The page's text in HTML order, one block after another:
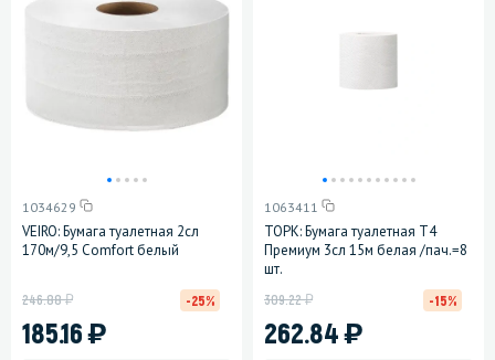
1034629
VEIRO: Бумага туалетная 2сл
170м/9,5 Comfort белый
185.16)
246.88у -25%
1063411
ТОРК: Бумага туалетная T4
Премиум 3сл 15м белая /пач.=8
шт.
262.84)
309.22у -15%